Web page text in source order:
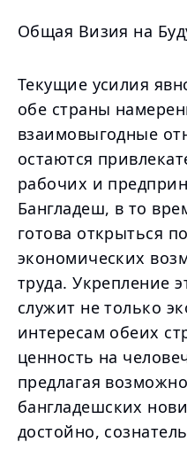
Общая Визия на
Текущие усилия
обе страны
взаимовыгодные
остаются
рабочих и
Бангладеш, в то
готова открыться
экономических
труда. Укрепление
служит не только
интересам обеих
ценность на
предлагая
бангладешских
достойно,